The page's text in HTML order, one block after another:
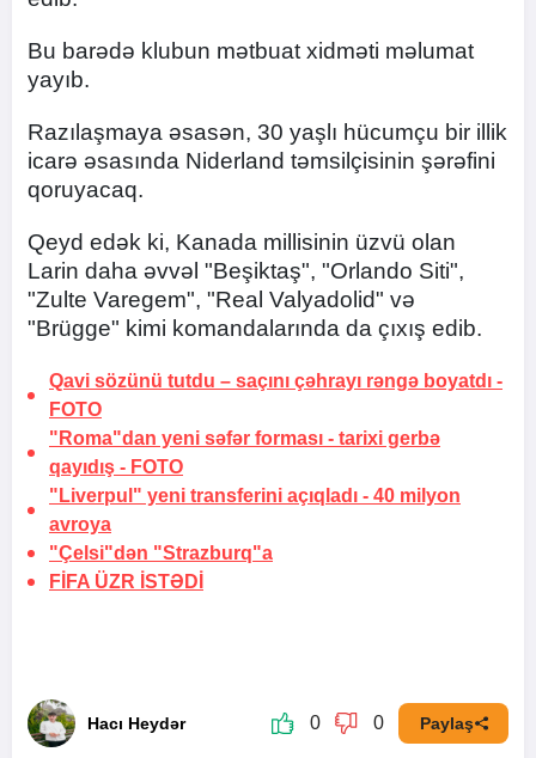
Bu barədə klubun mətbuat xidməti məlumat
yayıb.
Razılaşmaya əsasən, 30 yaşlı hücumçu bir illik
icarə əsasında Niderland təmsilçisinin şərəfini
qoruyacaq.
Qeyd edək ki, Kanada millisinin üzvü olan
Larin daha əvvəl "Beşiktaş", "Orlando Siti",
"Zulte Varegem", "Real Valyadolid" və
"Brügge" kimi komandalarında da çıxış edib.
Qavi sözünü tutdu – saçını çəhrayı rəngə boyatdı -
FOTO
"Roma"dan yeni səfər forması - tarixi gerbə
qayıdış - FOTO
"Liverpul" yeni transferini açıqladı - 40 milyon
avroya
"Çelsi"dən "Strazburq"a
FİFA ÜZR İSTƏDİ
Hacı Heydər 0 0 Paylaş